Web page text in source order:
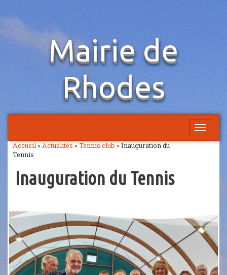
Mairie de
Rhodes
Afficher/
la
Accueil»Actualités»Tennis club»Inauguration du
Tennis
Inauguration du Tennis